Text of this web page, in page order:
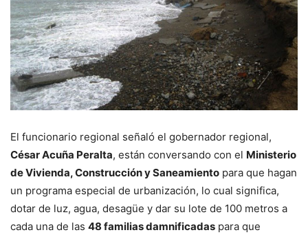
El funcionario regional señaló el gobernador regional,
César Acuña Peralta, están conversando con el Ministerio
de Vivienda, Construcción y Saneamiento para que hagan
un programa especial de urbanización, lo cual significa,
dotar de luz, agua, desagüe y dar su lote de 100 metros a
cada una de las 48 familias damnificadas para que